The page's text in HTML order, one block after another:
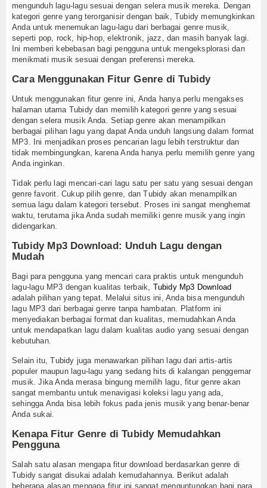
Prakerin
Gallery
Album Foto
E-Learning
Agenda
Konsultasi
Kontak
mengunduh lagu-lagu sesuai dengan selera musik mereka. Dengan
kategori genre yang terorganisir dengan baik, Tubidy memungkinkan
Anda untuk menemukan lagu-lagu dari berbagai genre musik,
seperti pop, rock, hip-hop, elektronik, jazz, dan masih banyak lagi.
Ini memberi kebebasan bagi pengguna untuk mengeksplorasi dan
menikmati musik sesuai dengan preferensi mereka.
Cara Menggunakan Fitur Genre di Tubidy
Untuk menggunakan fitur genre ini, Anda hanya perlu mengakses
halaman utama Tubidy dan memilih kategori genre yang sesuai
dengan selera musik Anda. Setiap genre akan menampilkan
berbagai pilihan lagu yang dapat Anda unduh langsung dalam format
MP3. Ini menjadikan proses pencarian lagu lebih terstruktur dan
tidak membingungkan, karena Anda hanya perlu memilih genre yang
Anda inginkan.
Tidak perlu lagi mencari-cari lagu satu per satu yang sesuai dengan
genre favorit. Cukup pilih genre, dan Tubidy akan menampilkan
semua lagu dalam kategori tersebut. Proses ini sangat menghemat
waktu, terutama jika Anda sudah memiliki genre musik yang ingin
didengarkan.
Tubidy Mp3 Download: Unduh Lagu dengan
Mudah
Bagi para pengguna yang mencari cara praktis untuk mengunduh
lagu-lagu MP3 dengan kualitas terbaik, Tubidy Mp3 Download
adalah pilihan yang tepat. Melalui situs ini, Anda bisa mengunduh
lagu MP3 dari berbagai genre tanpa hambatan. Platform ini
menyediakan berbagai format dan kualitas, memudahkan Anda
untuk mendapatkan lagu dalam kualitas audio yang sesuai dengan
kebutuhan.
Selain itu, Tubidy juga menawarkan pilihan lagu dari artis-artis
populer maupun lagu-lagu yang sedang hits di kalangan penggemar
musik. Jika Anda merasa bingung memilih lagu, fitur genre akan
sangat membantu untuk menavigasi koleksi lagu yang ada,
sehingga Anda bisa lebih fokus pada jenis musik yang benar-benar
Anda sukai.
Kenapa Fitur Genre di Tubidy Memudahkan
Pengguna
Salah satu alasan mengapa fitur download berdasarkan genre di
Tubidy sangat disukai adalah kemudahannya. Berikut adalah
beberapa alasan mengapa fitur ini sangat menguntungkan bagi para